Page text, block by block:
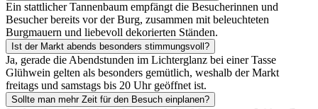
Ein stattlicher Tannenbaum empfängt die Besucherinnen und
Besucher bereits vor der Burg, zusammen mit beleuchteten
Burgmauern und liebevoll dekorierten Ständen.
Ist der Markt abends besonders stimmungsvoll?
Ja, gerade die Abendstunden im Lichterglanz bei einer Tasse
Glühwein gelten als besonders gemütlich, weshalb der Markt
freitags und samstags bis 20 Uhr geöffnet ist.
Sollte man mehr Zeit für den Besuch einplanen?